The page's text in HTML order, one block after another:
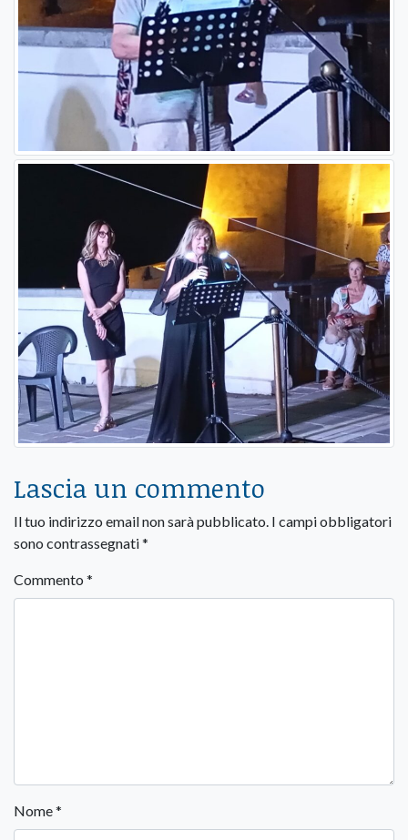
Lascia un commento
Il tuo indirizzo email non sarà pubblicato. I campi obbligatori
sono contrassegnati*
Commento *
Nome*